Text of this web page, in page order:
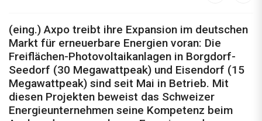
(eing.) Axpo treibt ihre Expansion im deutschen
Markt für erneuerbare Energien voran: Die
Freiflächen-Photovoltaikanlagen in Borgdorf-
Seedorf (30 Megawattpeak) und Eisendorf (15
Megawattpeak) sind seit Mai in Betrieb. Mit
diesen Projekten beweist das Schweizer
Energieunternehmen seine Kompetenz beim